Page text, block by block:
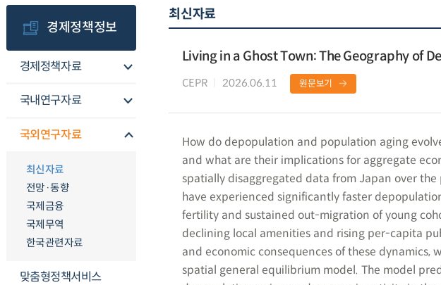
경제정책정보
경제정책자료
국내연구자료
국외연구자료
최신자료
전망·동향
국제금융
국제무역
한국관련자료
맞춤형정책서비스
최신자료
Living in a Ghost Town: The Geography of
CEPR 2026.06.11 원문보기
How do depopulation and population aging
and what are their implications for aggregate
spatially disaggregated data from Japan over
have experienced significantly faster
fertility and sustained out-migration of young
declining local amenities and rising per-capita
and economic consequences of these
spatial general equilibrium model. The model